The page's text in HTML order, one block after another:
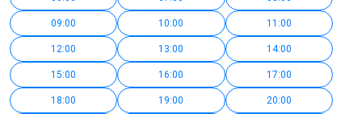
09:00 10:00 11:00
12:00 13:00 14:00
15:00 16:00 17:00
18:00 19:00 20:00